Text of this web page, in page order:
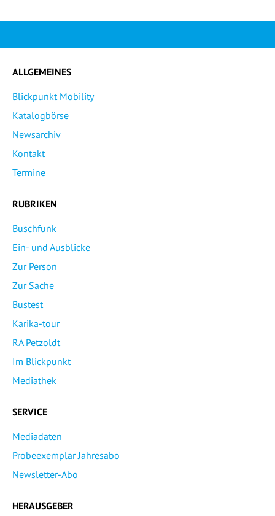
ALLGEMEINES
Blickpunkt Mobility
Katalogbörse
Newsarchiv
Kontakt
Termine
RUBRIKEN
Buschfunk
Ein- und Ausblicke
Zur Person
Zur Sache
Bustest
Karika-tour
RA Petzoldt
Im Blickpunkt
Mediathek
SERVICE
Mediadaten
Probeexemplar Jahresabo
Newsletter-Abo
HERAUSGEBER